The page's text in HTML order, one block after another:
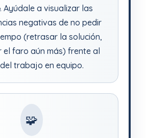
. Ayúdale a visualizar las
negativas de no pedir
(retrasar la solución,
el faro aún más) frente al
trabajo en equipo.
🧩